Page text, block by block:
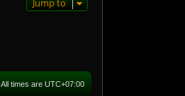
Jump to
All times are UTC+07:00